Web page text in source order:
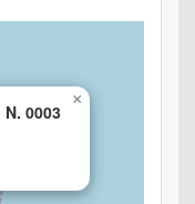
0003
×